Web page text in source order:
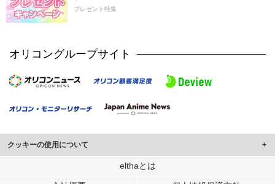
プレゼント特集
オリコングループサイト
クッキーの使用について
このサイトでは Cookie を使用して、ユーザーに合わせたコンテンツや広告の
elthaとは